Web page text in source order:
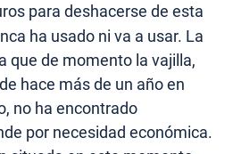
para deshacerse de esta
ha usado ni va a usar. La
que de momento la vajilla,
hace más de un año en
no ha encontrado
por necesidad económica.